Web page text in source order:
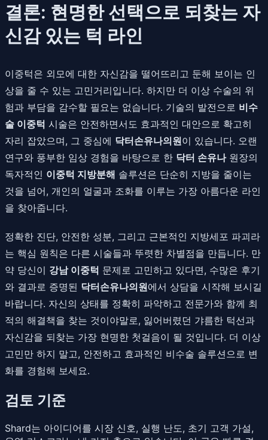
결론: 현명한 선택으로 되찾는 자
신감 있는 턱 라인
이중턱은 외모에 대한 자신감을 떨어뜨리고 둔해 보이는 인
상을 줄 수 있는 고민거리입니다. 하지만 더 이상 수술의 위
험과 부담을 감수할 필요는 없습니다. 기술의 발전으로 비수
술 이중턱 시술은 안전하면서도 효과적인 대안으로 확고히
자리 잡았으며, 그 중심에 닥터손유나의원이 있습니다. 오랜
연구와 풍부한 임상 경험을 바탕으로 한 닥터 손유나원장의
독자적인 이중턱 지방분해 솔루션은 단순히 지방을 줄이는
것을 넘어, 개인의 얼굴과 조화를 이루는 가장 아름다운 라인
을 찾아줍니다.
정확한 진단, 안전한 성분, 그리고 근본적인 지방세포 파괴라
는 핵심 원칙은 다른 시술들과 뚜렷한 차별점을 만듭니다. 만
약 당신이 강남 이중턱 문제로 고민하고 있다면, 수많은 후기
와 결과로 증명된 닥터손유나의원에서 상담을 시작해 보시길
바랍니다. 자신의 상태를 정확히 파악하고 전문가와 함께 최
적의 해결책을 찾는 것이야말로, 잃어버렸던 갸름한 턱선과
자신감을 되찾는 가장 현명한 첫걸음이 될 것입니다. 더 이상
고민만 하지 말고, 안전하고 효과적인 비수술 솔루션으로 변
화를 경험해 보세요.
검토 기준
Shard는 아이디어를 시장 신호, 실행 난도, 초기 고객 가설,